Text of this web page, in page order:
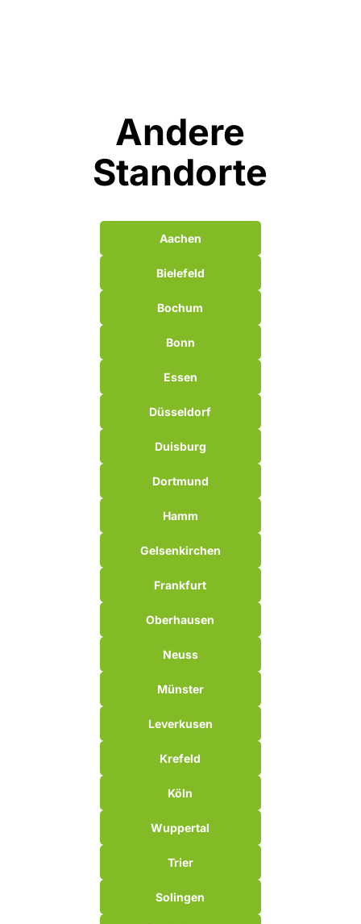
Andere
Standorte
Aachen
Bielefeld
Bochum
Bonn
Essen
Düsseldorf
Duisburg
Dortmund
Hamm
Gelsenkirchen
Frankfurt
Oberhausen
Neuss
Münster
Leverkusen
Krefeld
Köln
Wuppertal
Trier
Solingen